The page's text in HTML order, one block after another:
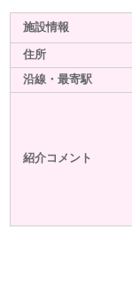
施設情報
住所
沿線・最寄駅
紹介コメント